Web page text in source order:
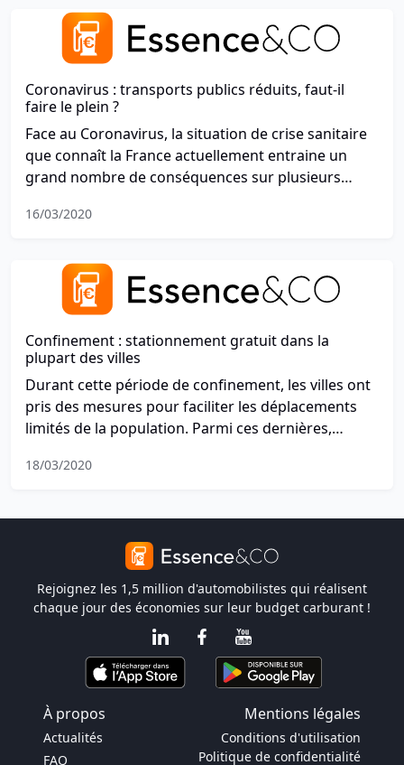
Coronavirus : transports publics réduits, faut-il
faire le plein ?
Face au Coronavirus, la situation de crise sanitaire
que connaît la France actuellement entraine un
grand nombre de conséquences sur plusieurs
annoncées par le gouvernement ces derniers jours
transports en commun. Cette mesure, à double
tranchant, incite elle-même les gens à faire le plein
d'essence.
16/03/2020
Confinement : stationnement gratuit dans la
plupart des villes
Durant cette période de confinement, les villes ont
pris des mesures pour faciliter les déplacements
limités de la population. Parmi ces dernières,
stationnement gratuit.
18/03/2020
Rejoignez les 1,5 million d'automobilistes qui réalisent
chaque jour des économies sur leur budget carburant !
À propos Mentions légales
Actualités
FAQ
Conditions d'utilisation
Politique de confidentialité